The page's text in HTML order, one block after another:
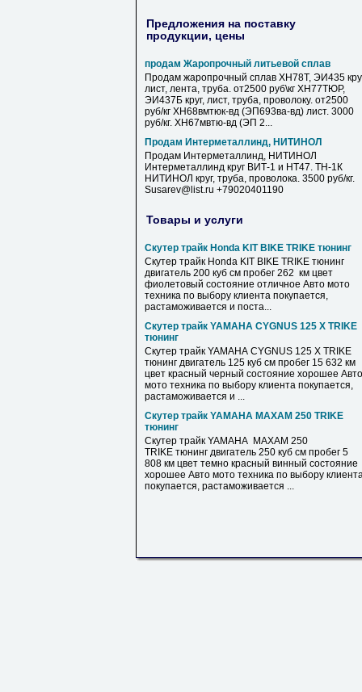
Предложения на поставку
продукции, цены
продам Жаропрочный литьевой сплав
Продам жаропрочный сплав ХН78Т, ЭИ435
лист, лента, труба. от2500 руб\кг ХН77ТЮР,
ЭИ437Б круг, лист, труба, проволоку. от2500
руб/кг ХН68вмтюк-вд (ЭП693ва-вд) лист. 3000
руб/кг. ХН67мвтю-вд (ЭП 2...
Продам Интерметаллинд, НИТИНОЛ
Продам Интерметаллинд, НИТИНОЛ
Интерметаллинд круг ВИТ-1 и НТ47. ТН-1К
НИТИНОЛ круг, труба, проволока. 3500 руб/кг.
Susarev@list.ru +79020401190
Товары и услуги
Скутер трайк Honda KIT BIKE TRIKE тюнинг
Скутер трайк Honda KIT BIKE TRIKE тюнинг
двигатель 200 куб см пробег 262 км цвет
фиолетовый состояние отличное Авто мото
техника по выбору клиента покупается,
растаможивается и поста...
Скутер трайк YAMAHA CYGNUS 125 X TRIKE
тюнинг
Скутер трайк YAMAHA CYGNUS 125 X TRIKE
тюнинг двигатель 125 куб см пробег 15 632 км
цвет красный черный состояние хорошее Авто
мото техника по выбору клиента покупается,
растаможивается и ...
Скутер трайк YAMAHA MAXAM 250 TRIKE
тюнинг
Скутер трайк YAMAHA MAXAM 250
TRIKE тюнинг двигатель 250 куб см пробег 5
808 км цвет темно красный винный состояние
хорошее Авто мото техника по выбору
покупается, растаможивается ...